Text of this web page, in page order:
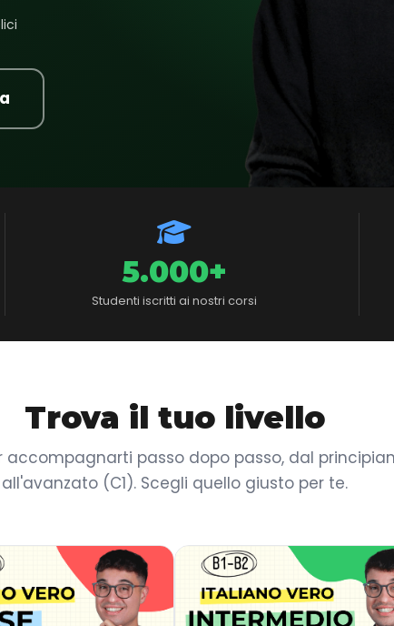
5.000+
Studenti iscritti ai nostri corsi
Trova il tuo livello
accompagnarti passo dopo passo, dal
all'avanzato (C1). Scegli quello giusto per te.